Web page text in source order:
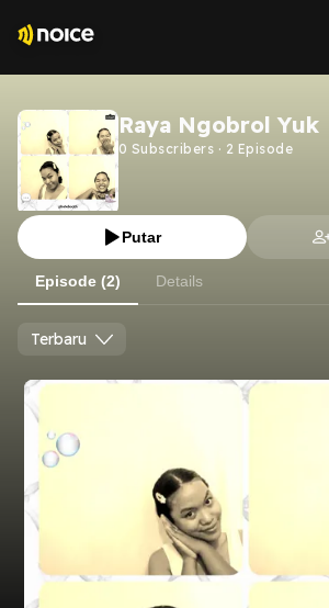
Raya Ngobrol Yuk
0 Subscribers · 2 Episode
Putar
Episode (2) Details
Terbaru